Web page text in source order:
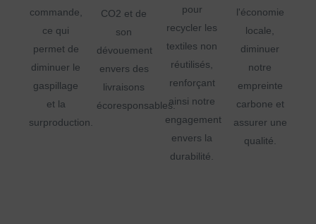
commande,
ce qui
permet de
diminuer le
gaspillage
et la
surproduction.
CO2 et de
son
dévouement
envers des
livraisons
écoresponsables.
pour
recycler les
textiles non
réutilisés,
renforçant
ainsi notre
engagement
envers la
durabilité.
l'économie
locale,
diminuer
notre
empreinte
carbone et
assurer une
qualité.